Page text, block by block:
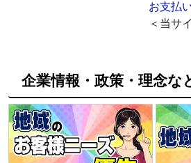
お支払
＜当サ
企業情報・政策・理念な